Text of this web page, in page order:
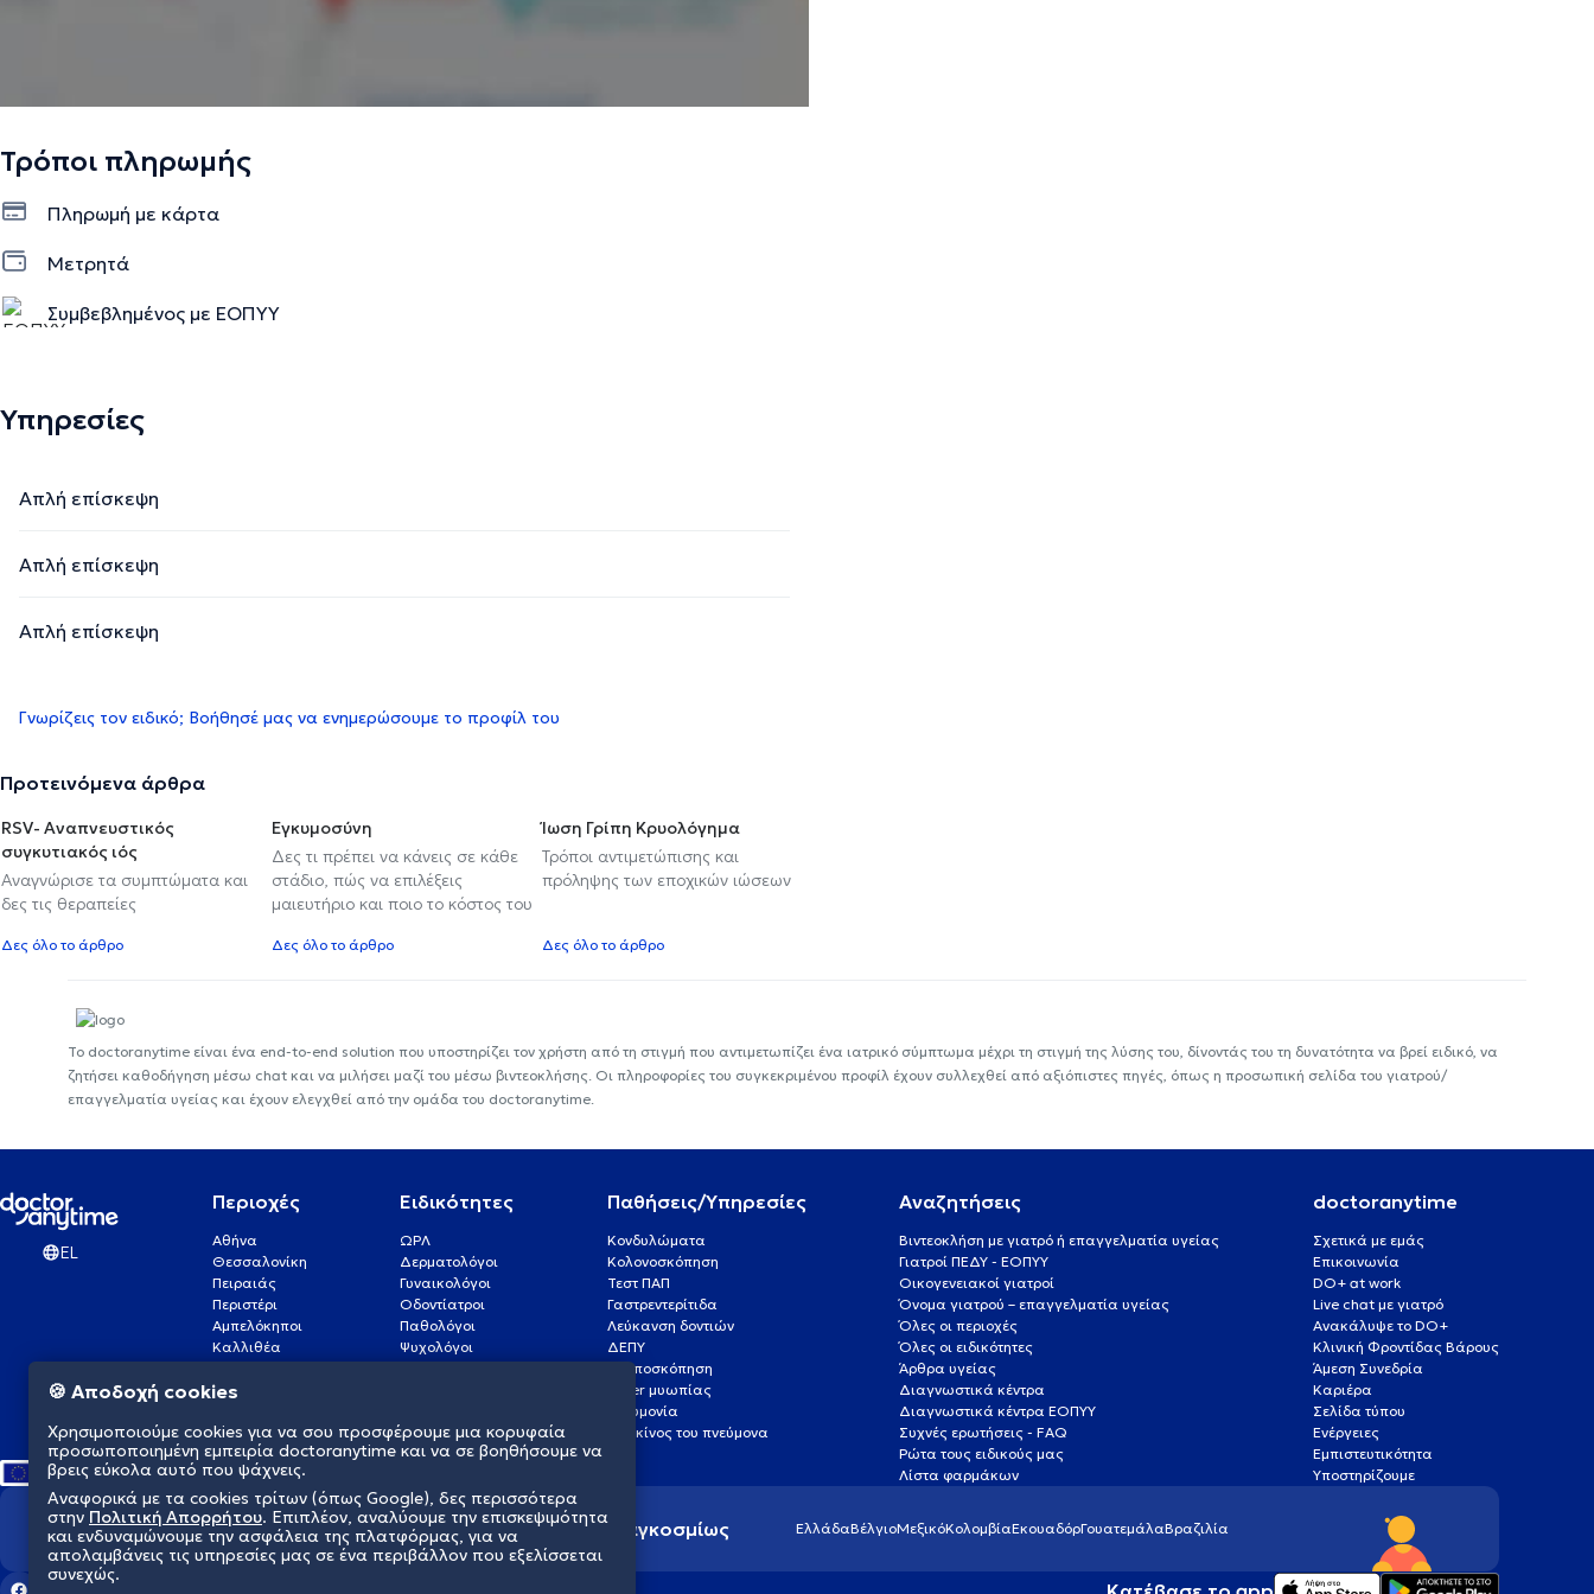
Τρόποι πληρωμής
Πληρωμή με κάρτα
Μετρητά
Συμβεβλημένος με ΕΟΠΥΥ
Υπηρεσίες
Απλή επίσκεψη
Απλή επίσκεψη
Απλή επίσκεψη
Γνωρίζεις τον ειδικό; Βοήθησέ μας να ενημερώσουμε το προφίλ του
Προτεινόμενα άρθρα
RSV- Αναπνευστικός
συγκυτιακός ιός
Αναγνώρισε τα συμπτώματα και
δες τις θεραπείες
Δες όλο το άρθρο
Εγκυμοσύνη
Δες τι πρέπει να κάνεις σε κάθε
στάδιο, πώς να επιλέξεις
μαιευτήριο και ποιο το κόστος του
Δες όλο το άρθρο
Ίωση Γρίπη Κρυολόγημα
Τρόποι αντιμετώπισης και
πρόληψης των εποχικών ιώσεων
Δες όλο το άρθρο
Το doctoranytime είναι ένα end-to-end solution που υποστηρίζει τον χρήστη από τη στιγμή που αντιμετωπίζει ένα ιατρικό σύμπτωμα μέχρι τη στιγμή της λύσης του, δίνοντάς του τη δυνατότητα να βρεί ειδικό, να
ζητήσει καθοδήγηση μέσω chat και να μιλήσει μαζί του μέσω βιντεοκλήσης. Οι πληροφορίες του συγκεκριμένου προφίλ έχουν συλλεχθεί από αξιόπιστες πηγές, όπως η προσωπική σελίδα του γιατρού/
επαγγελματία υγείας και έχουν ελεγχθεί από την ομάδα του doctoranytime.
EL
Περιοχές
Αθήνα
Θεσσαλονίκη
Πειραιάς
Περιστέρι
Αμπελόκηποι
Καλλιθέα
Γλυφάδα
Νέα Σμύρνη
Ειδικότητες
ΩΡΛ
Δερματολόγοι
Γυναικολόγοι
Οδοντίατροι
Παθολόγοι
Ψυχολόγοι
Καρδιολόγοι
Παθήσεις/Υπηρεσίες
Κονδυλώματα
Κολονοσκόπηση
Τεστ ΠΑΠ
Γαστρεντερίτιδα
Λεύκανση δοντιών
ΔΕΠΥ
Κολποσκόπηση
Laser μυωπίας
Πνευμονία
Καρκίνος του πνεύμονα
Αναζητήσεις
Βιντεοκλήση με γιατρό ή επαγγελματία υγείας
Γιατροί ΠΕΔΥ - ΕΟΠΥΥ
Οικογενειακοί γιατροί
Όνομα γιατρού – επαγγελματία υγείας
Όλες οι περιοχές
Όλες οι ειδικότητες
Άρθρα υγείας
Διαγνωστικά κέντρα
Διαγνωστικά κέντρα ΕΟΠΥΥ
Συχνές ερωτήσεις - FAQ
Ρώτα τους ειδικούς μας
Λίστα φαρμάκων
doctoranytime
Σχετικά με εμάς
Επικοινωνία
DO+ at work
Live chat με γιατρό
Ανακάλυψε το DO+
Κλινική Φροντίδας Βάρους
Άμεση Συνεδρία
Καριέρα
Σελίδα τύπου
Ενέργειες
Εμπιστευτικότητα
Υποστηρίζουμε
Διαμορφώνουμε το μέλλον της υγείας παγκοσμίως ΕλλάδαΒέλγιοΜεξικόΚολομβίαΕκουαδόρΓουατεμάλαΒραζιλία
🍪 Αποδοχή cookies
Χρησιμοποιούμε cookies για να σου προσφέρουμε μια κορυφαία
προσωποποιημένη εμπειρία doctoranytime και να σε βοηθήσουμε να
βρεις εύκολα αυτό που ψάχνεις.
Αναφορικά με τα cookies τρίτων (όπως Google), δες περισσότερα
στην Πολιτική Απορρήτου. Επιπλέον, αναλύουμε την επισκεψιμότητα
και ενδυναμώνουμε την ασφάλεια της πλατφόρμας, για να
απολαμβάνεις τις υπηρεσίες μας σε ένα περιβάλλον που εξελίσσεται
συνεχώς.